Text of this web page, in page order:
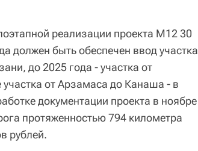
реализации проекта М12 30
должен быть обеспечен ввод участка
до 2025 года - участка от
от Арзамаса до Канаша - в
документации проекта в ноябре
протяженностью 794 километра
рублей.